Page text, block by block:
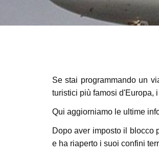
Se stai programmando un
turistici più famosi d'Europa,
Qui aggiorniamo le ultime
Dopo aver imposto il blocco
e ha riaperto i suoi confini